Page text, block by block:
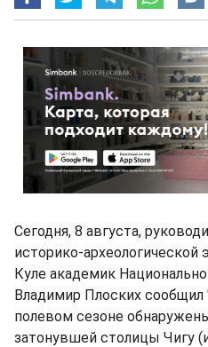
Сегодня, 8 августа,
историко-
Куле академик
Владимир Плоских
полевом сезоне
затонувшей столицы Чигу